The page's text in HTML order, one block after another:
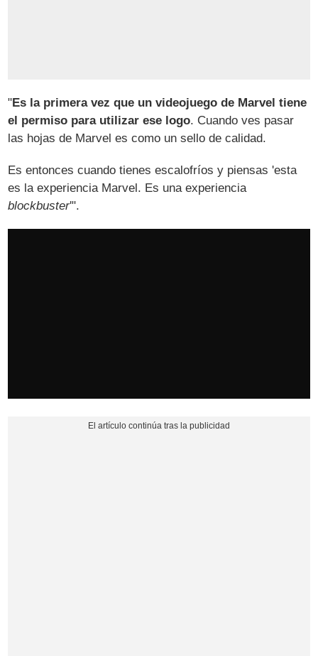
"Es la primera vez que un videojuego de Marvel tiene
el permiso para utilizar ese logo. Cuando ves pasar
las hojas de Marvel es como un sello de calidad.
Es entonces cuando tienes escalofríos y piensas 'esta
es la experiencia Marvel. Es una experiencia
blockbuster'".